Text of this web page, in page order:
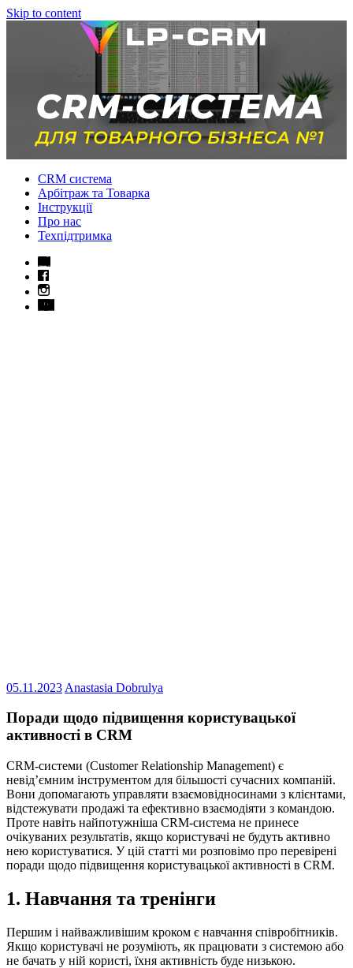
Skip to content
CRM система
Арбітраж та Товарка
Інструкції
Про нас
Техпідтримка
05.11.2023 Anastasia Dobrulya
Поради щодо підвищення користувацької
активності в CRM
CRM-системи (Customer Relationship Management) є
невід’ємним інструментом для більшості сучасних компаній.
Вони допомагають управляти взаємовідносинами з клієнтами,
відстежувати продажі та ефективно взаємодіяти з командою.
Проте навіть найпотужніша CRM-система не принесе
очікуваних результатів, якщо користувачі не будуть активно
нею користуватися. У цій статті ми розповімо про перевірені
поради щодо підвищення користувацької активності в CRM.
1. Навчання та тренінги
Першим і найважливішим кроком є навчання співробітників.
Якщо користувачі не розуміють, як працювати з системою або
не бачать у ній користі, їхня активність буде низькою.